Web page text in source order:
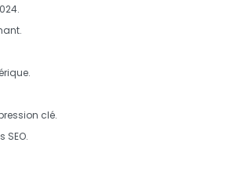
.
clé.
SEO.